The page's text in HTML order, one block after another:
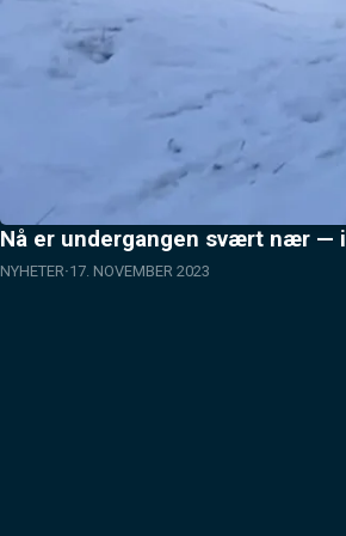
Nå er undergangen svært nær —
NYHETER 17. NOVEMBER 2023